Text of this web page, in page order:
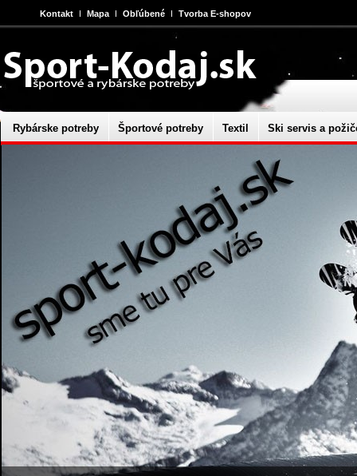
Kontakt Mapa Obľúbené Tvorba E-shopov
Rybárske potreby Športové potreby Textil Ski servis a